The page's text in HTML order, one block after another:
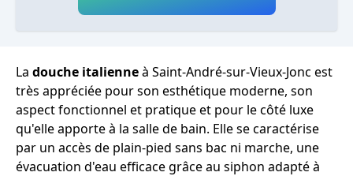
La douche italienneà Saint-André-sur-Vieux-Jonc est
très appréciée pour son esthétique moderne, son
aspect fonctionnel et pratique et pour le côté luxe
qu'elle apporte à la salle de bain. Elle se caractérise
par un accès de plain-pied sans bac ni marche, une
évacuation d'eau efficace grâce au siphon adapté à